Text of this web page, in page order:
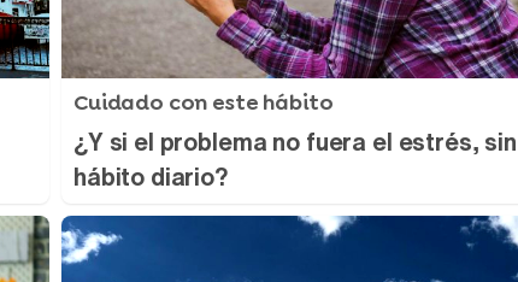
Cuidado con este hábito
¿Y si el problema no fuera el estrés,
hábito diario?